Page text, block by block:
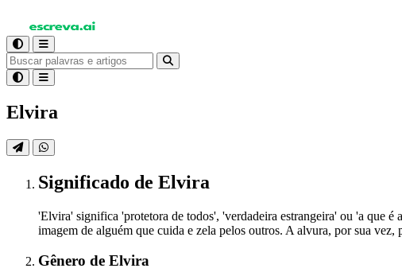
Elvira
Significado de Elvira
'Elvira' significa 'protetora de todos', 'verdadeira estrangeira' ou 'a que é
imagem de alguém que cuida e zela pelos outros. A alvura, por sua vez,
Gênero de Elvira